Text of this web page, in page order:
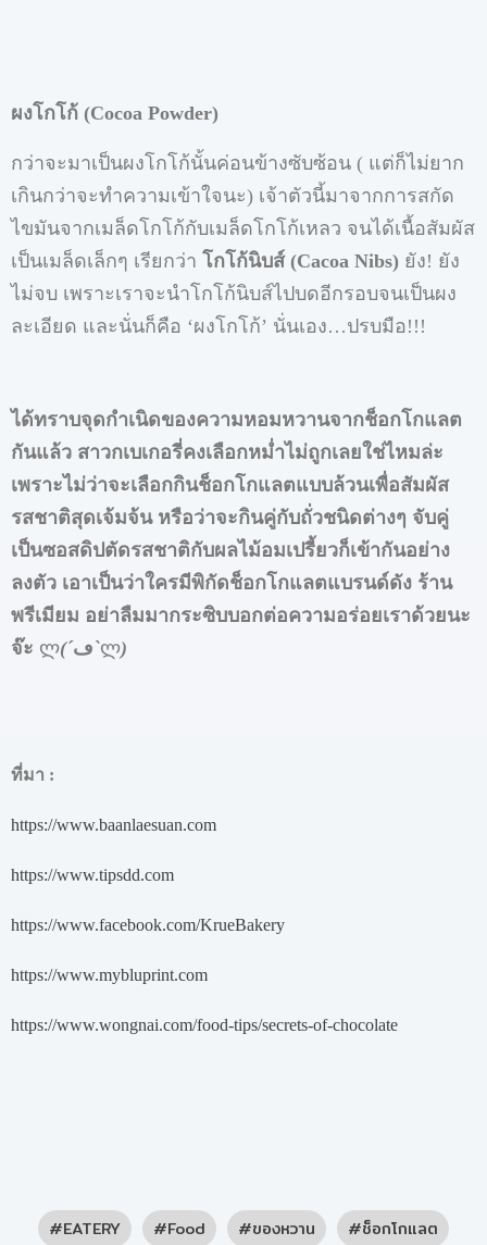
ผงโกโก้ (Cocoa Powder)
กว่าจะมาเป็นผงโกโก้นั้นค่อนข้างซับซ้อน ( แต่ก็ไม่ยาก
เกินกว่าจะทำความเข้าใจนะ) เจ้าตัวนี้มาจากการสกัด
ไขมันจากเมล็ดโกโก้กับเมล็ดโกโก้เหลว จนได้เนื้อสัมผัส
เป็นเมล็ดเล็กๆ เรียกว่า โกโก้นิบส์(Cacoa Nibs) ยัง! ยัง
ไม่จบ เพราะเราจะนำโกโก้นิบส์ไปบดอีกรอบจนเป็นผง
ละเอียด และนั่นก็คือ ‘ผงโกโก้’ นั่นเอง…ปรบมือ!!!
ได้ทราบจุดกำเนิดของความหอมหวานจากช็อกโกแลต
กันแล้ว สาวกเบเกอรี่คงเลือกหม่ำไม่ถูกเลยใช่ไหมล่ะ
เพราะไม่ว่าจะเลือกกินช็อกโกแลตแบบล้วนเพื่อสัมผัส
รสชาติสุดเจ้มจ้น หรือว่าจะกินคู่กับถั่วชนิดต่างๆ จับคู่
เป็นซอสดิปตัดรสชาติกับผลไม้อมเปรี้ยวก็เข้ากันอย่าง
ลงตัว เอาเป็นว่าใครมีพิกัดช็อกโกแลตแบรนด์ดัง ร้าน
พรีเมียม อย่าลืมมากระซิบบอกต่อความอร่อยเราด้วยนะ
จ๊ะ ლ(´ڡ`ლ)
ที่มา :
https://www.baanlaesuan.com
https://www.tipsdd.com
https://www.facebook.com/KrueBakery
https://www.mybluprint.com
https://www.wongnai.com/food-tips/secrets-of-chocolate
EATERY Food ของหวาน ช็อกโกแลต